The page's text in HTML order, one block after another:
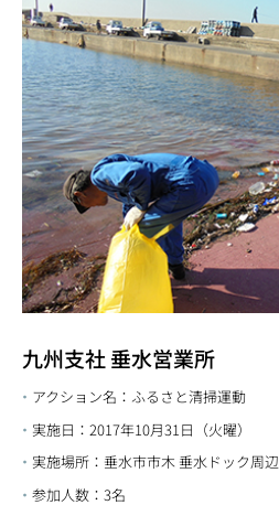
九州支社 垂水営業所
アクション名：ふるさと清掃運動
実施日：2017年10月31日（火曜）
実施場所：垂水市市木 垂水ドック周辺
参加人数：3名